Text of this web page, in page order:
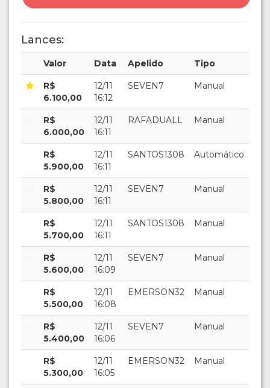
Lances:
Valor Data Apelido Tipo
R$
6.100,00
12/11
16:12
SEVEN7 Manual
R$
6.000,00
12/11
16:11
RAFADUALL Manual
R$
5.900,00
12/11
16:11
SANTOS1308 Automático
R$
5.800,00
12/11
16:11
SEVEN7 Manual
R$
5.700,00
12/11
16:11
SANTOS1308 Manual
R$
5.600,00
12/11
16:09
SEVEN7 Manual
R$
5.500,00
12/11
16:08
EMERSON32 Manual
R$
5.400,00
12/11
16:06
SEVEN7 Manual
R$
5.300,00
12/11
16:05
EMERSON32 Manual